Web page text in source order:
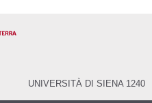
UNIVERSITÀ DI SIENA 1240